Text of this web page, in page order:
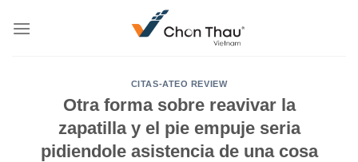
CITAS-ATEO REVIEW
Otra forma sobre reavivar la
zapatilla y el pie empuje seri­a
pidiendole asistencia de una cosa